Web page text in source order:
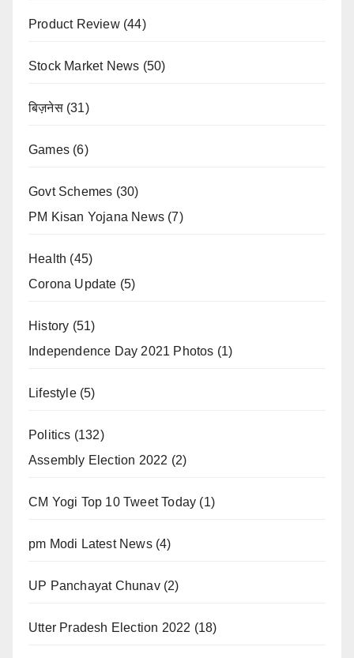
Product Review(44)
Stock Market News (50)
बिज़नेस(31)
Games (6)
Govt Schemes (30)
PM Kisan Yojana News (7)
Health (45)
Corona Update (5)
History (51)
Independence Day 2021 Photos (1)
Lifestyle(5)
Politics (132)
Assembly Election 2022 (2)
CM Yogi Top 10 Tweet Today (1)
pm Modi Latest News(4)
UP Panchayat Chunav(2)
Utter Pradesh Election 2022 (18)